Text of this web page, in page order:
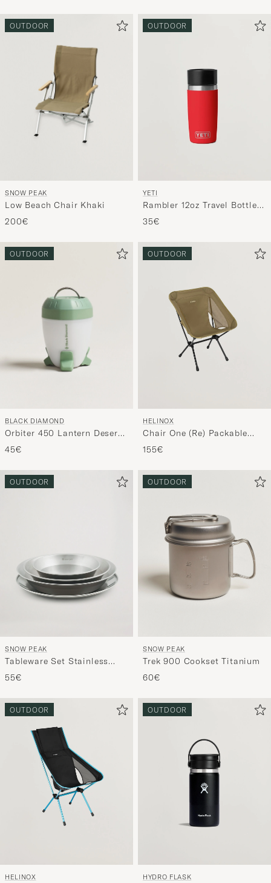
OUTDOOR
SNOW PEAK
Low Beach Chair Khaki
200€
OUTDOOR
YETI
Rambler 12oz Travel Bottle
Rescue Red
35€
OUTDOOR
BLACK DIAMOND
Orbiter 450 Lantern Desert
Sage
45€
OUTDOOR
HELINOX
Chair One (Re) Packable
Coyote Tan
155€
OUTDOOR
SNOW PEAK
Tableware Set Stainless
Steel
55€
OUTDOOR
SNOW PEAK
Trek 900 Cookset Titanium
60€
OUTDOOR
HELINOX
OUTDOOR
HYDRO FLASK